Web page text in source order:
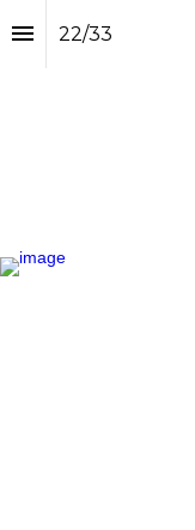
22/33